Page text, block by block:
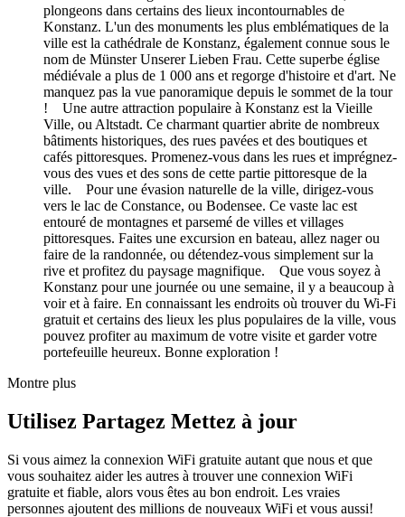
plongeons dans certains des lieux incontournables de
Konstanz. L'un des monuments les plus emblématiques de la
ville est la cathédrale de Konstanz, également connue sous le
nom de Münster Unserer Lieben Frau. Cette superbe église
médiévale a plus de 1 000 ans et regorge d'histoire et d'art. Ne
manquez pas la vue panoramique depuis le sommet de la tour
! Une autre attraction populaire à Konstanz est la Vieille
Ville, ou Altstadt. Ce charmant quartier abrite de nombreux
bâtiments historiques, des rues pavées et des boutiques et
cafés pittoresques. Promenez-vous dans les rues et imprégnez-
vous des vues et des sons de cette partie pittoresque de la
ville. Pour une évasion naturelle de la ville, dirigez-vous
vers le lac de Constance, ou Bodensee. Ce vaste lac est
entouré de montagnes et parsemé de villes et villages
pittoresques. Faites une excursion en bateau, allez nager ou
faire de la randonnée, ou détendez-vous simplement sur la
rive et profitez du paysage magnifique. Que vous soyez à
Konstanz pour une journée ou une semaine, il y a beaucoup à
voir et à faire. En connaissant les endroits où trouver du Wi-Fi
gratuit et certains des lieux les plus populaires de la ville, vous
pouvez profiter au maximum de votre visite et garder votre
portefeuille heureux. Bonne exploration !
Montre plus
Utilisez Partagez Mettez à jour
Si vous aimez la connexion WiFi gratuite autant que nous et que
vous souhaitez aider les autres à trouver une connexion WiFi
gratuite et fiable, alors vous êtes au bon endroit. Les vraies
personnes ajoutent des millions de nouveaux WiFi et vous aussi!